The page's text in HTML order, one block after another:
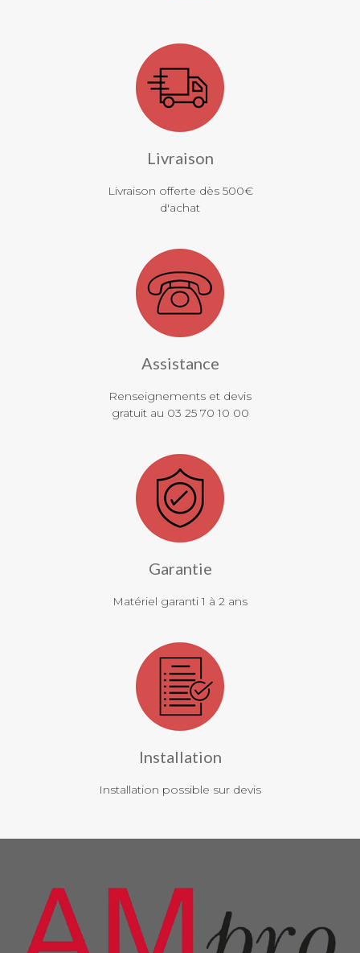
Livraison
Livraison offerte dès 500€
d'achat
Assistance
Renseignements et devis
gratuit au 03 25 70 10 00
Garantie
Matériel garanti 1 à 2 ans
Installation
Installation possible sur devis